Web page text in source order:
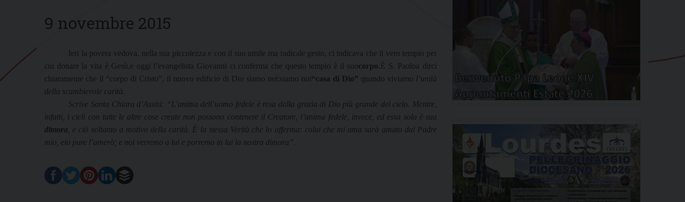
9 novembre 2015
Ieri la povera vedova, nella sua piccolezza e con il suo umile ma radicale gesto, ci indicava che il vero tempio per
cui donare la vita è Gesù,e oggi l’evangelista Giovanni ci conferma che questo tempio è il suocorpo .È S. Paoloa dirci
chiaramente che il “corpo di Cristo”, il nuovo edificio di Dio siamo noi:siamo noi“casa di Dio” quando viviamo l’unità
della scambievole carità.
Scrive Santa Chiara d’Assisi: “L’anima dell’uomo fedele è resa dalla grazia di Dio più grande del cielo. Mentre,
infatti, i cieli con tutte le altre cose create non possono contenere il Creatore, l’anima fedele, invece, ed essa sola è sua
dimora , e ciò soltanto a motivo della carità. È la stessa Verità che lo afferma: colui che mi ama sarà amato dal Padre
mio, eio pure l’amerò; e noi verremo a lui e porremo in lui la nostra dimora”.